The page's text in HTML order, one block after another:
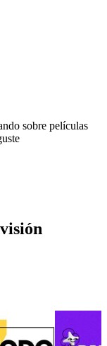
sobre películas